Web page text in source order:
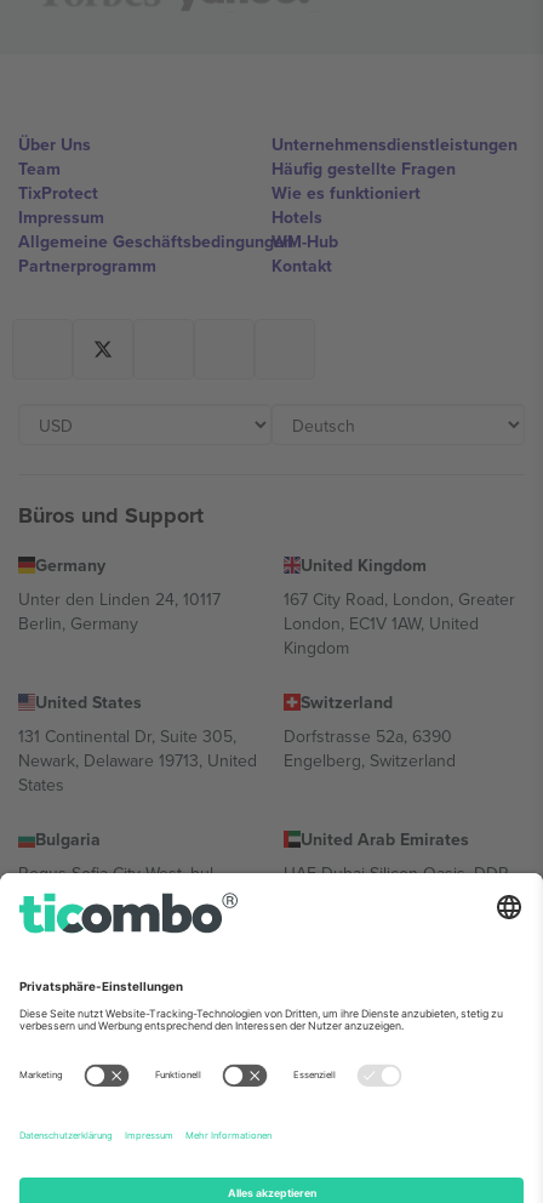
Über Uns
Team
TixProtect
Impressum
Allgemeine Geschäftsbedingungen
Partnerprogramm
Unternehmensdienstleistungen
Häufig gestellte Fragen
Wie es funktioniert
Hotels
WM-Hub
Kontakt
Büros und Support
Germany
Unter den Linden 24, 10117
Berlin, Germany
United Kingdom
167 City Road, London, Greater
London, EC1V 1AW, United
Kingdom
United States
131 Continental Dr, Suite 305,
Newark, Delaware 19713, United
States
Switzerland
Dorfstrasse 52a, 6390
Engelberg, Switzerland
Bulgaria
Regus Sofia City West, bul
Totleben 53-55, 1606 Sofia,
Bulgaria
United Arab Emirates
UAE Dubai Silicon Oasis, DDP
Building A1, Office 302, Dubai,
Mexico
Av Chapultepec 360, Roma
Norte, Cuauhtémoc, 06700
Ciudad de México, CDMX,
Mexico
Die juristische Person des Plattformanbieters kann je nach
Informationen finden Sie auf der jeweiligen Veranstaltungsseite, im